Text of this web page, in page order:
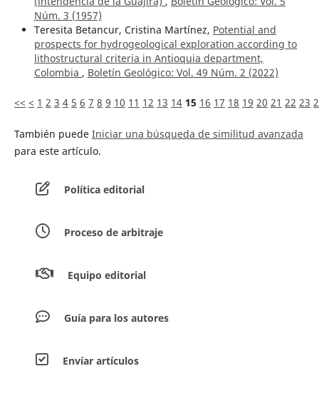
Núm. 3 (1957)
Teresita Betancur, Cristina Martínez, Potential and
prospects for hydrogeological exploration according to
lithostructural criteria in Antioquia department,
Colombia , Boletín Geológico: Vol. 49 Núm. 2 (2022)
<< < 1 2 3 4 5 6 7 8 9 10 11 12 13 14 15 16 17 18 19 20 21 22 23
También puede Iniciar una búsqueda de similitud avanzada
para este artículo.
Política editorial
Proceso de arbitraje
Equipo editorial
Guía para los autores
Envíar artículos